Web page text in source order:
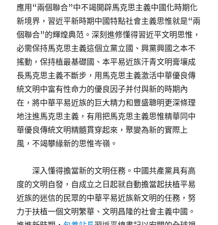
應用“兩個聯合”中不竭開辟馬克思主義中國化時期化
新境界，習近平新時期中國特點社會主義思惟就是“兩
個聯合”的輝煌典范。深刻進修懂得習近平文明思惟，
必需保持馬克思主義這個立黨立國、興黨興國之本不
搖動，保持植最基礎國、本平易近族汗青文明膏壤成
長馬克思主義不斷步，用馬克思主義激活中華優良傳
統文明中富有性命力的優良因子并付與新的時期內
在，將中華平易近族的巨大精力和豐盛聰明更深條理
地注進馬克思主義，有用把馬克思主義思惟精華同中
華優良傳統文明精髓貫穿起來，聚變為新的實際上
風，不竭攀緣新的思惟岑嶺。
深入懂得擔當新的文明任務。中國共產黨具有高
度的文明自發，自成立之日起就自動擔當起扶植平易
近族的迷信的民眾的中華平易近族新文明的任務，努
力于扶植一個文明繁華、文明昌隆的社會主義中國。